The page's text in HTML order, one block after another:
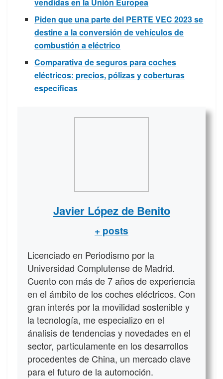
vendidas en la Unión Europea
Piden que una parte del PERTE VEC 2023 se
destine a la conversión de vehículos de
combustión a eléctrico
Comparativa de seguros para coches
eléctricos: precios, pólizas y coberturas
específicas
Javier López de Benito
+ posts
Licenciado en Periodismo por la
Universidad Complutense de Madrid.
Cuento con más de 7 años de experiencia
en el ámbito de los coches eléctricos. Con
gran interés por la movilidad sostenible y
la tecnología, me especializo en el
ánalisis de tendencias y novedades en el
sector, particulamente en los desarrollos
procedentes de China, un mercado clave
para el futuro de la automoción.